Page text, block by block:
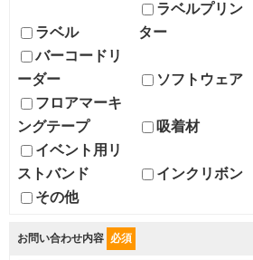
ラベル
ラベルプリン
ター
バーコードリ
ーダー
ソフトウェア
フロアマーキ
ングテープ
吸着材
イベント用リ
ストバンド
インクリボン
その他
お問い合わせ内容 必須